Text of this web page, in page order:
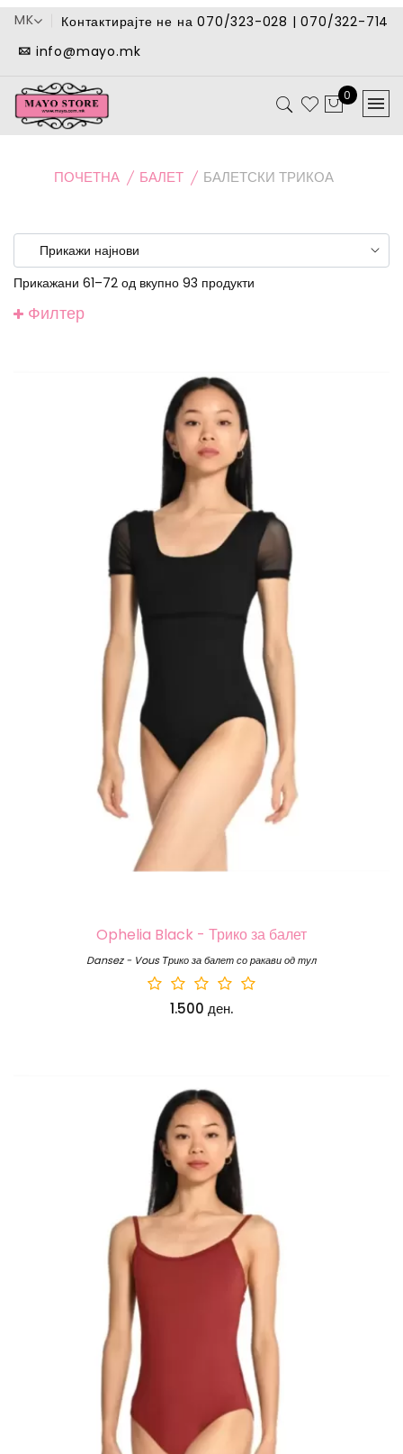
MK
Контактирајте не на 070/323-028 | 070/322-714
info@mayo.mk
0
ПОЧЕТНА БАЛЕТ БАЛЕТСКИ ТРИКОА
Прикажани 61–72 од вкупно 93 продукти
Филтер
Ophelia Black - Трико за балет
Dansez - Vous Трико за балет со ракави од тул
1.500 ден.